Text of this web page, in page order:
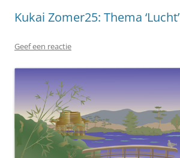
Kukai Zomer25: Thema ‘Lucht’
Geef een reactie